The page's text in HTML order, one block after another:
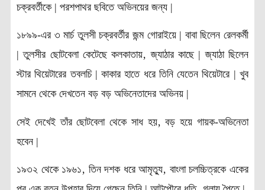
চক্রবর্তীকে | পরশপাথর ছবিতে অভিনয়ের জন্য |
১৮৯৯-এর ৩ মার্চ তুলসী চক্রবর্তীর জন্ম গোরাইয়ে | বাবা ছিলেন রেলকর্মী
| তুলসীর ছোটবেলা কেটেছে কলকাতায়‚ জ্যাঠার কাছে | জ্যাঠা ছিলেন
স্টার থিয়েটারের তবলচি | কাকার হাতে ধরে তিনি যেতেন থিয়েটারে | খুব
সামনে থেকে দেখতেন বড় বড় অভিনেতাদের অভিনয় |
সেই দেখেই তাঁর ছোটবেলা থেকে সাধ হয়‚ বড় হয়ে গায়ক-অভিনেতা
হবেন |
১৯৩২ থেকে ১৯৬১‚ তিন দশক ধরে আমৃত্যু‚ বাংলা চলচ্চিত্রকে একের